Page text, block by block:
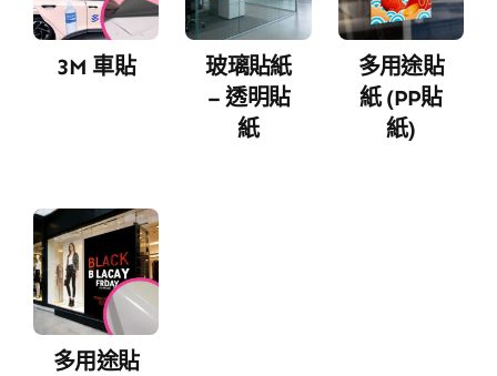
3M 車貼
玻璃貼紙
– 透明貼
紙
多用途貼
紙 (PP貼
紙)
多用途貼